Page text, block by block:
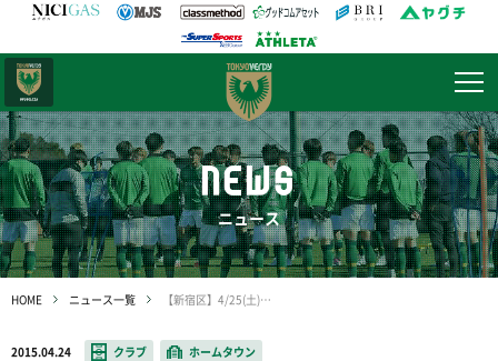
NEWS
ニュース
HOME ニュース一覧 【新宿区】4/25(土)第67回つつじ祭りにヴェルディが参加します
2015.04.24 クラブ ホームタウン